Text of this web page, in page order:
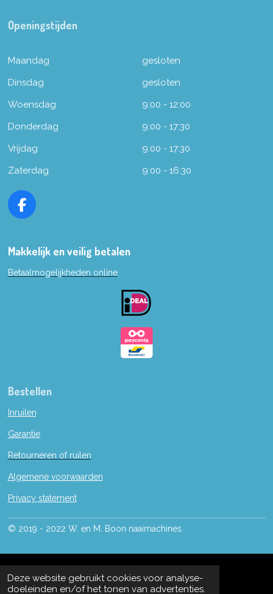
Deze website gebruikt cookies voor analyse-
doeleinden en/of het tonen van advertenties.
Openingstijden
Maandag
gesloten
Dinsdag
gesloten
Woensdag
9:00 - 12:00
Donderdag
9:00 - 17:30
Vrijdag
9:00 - 17:30
Zaterdag
9:00 - 16:30
F
e
o
Makkelijk en veilig betalen
Betaalmogelijkheden online
Bestellen
Inruilen
Garantie
Retourneren of ruilen
Algemene voorwaarden
Privacy statement
© 2019 - 2022 W. en M. Boon naaimachines.